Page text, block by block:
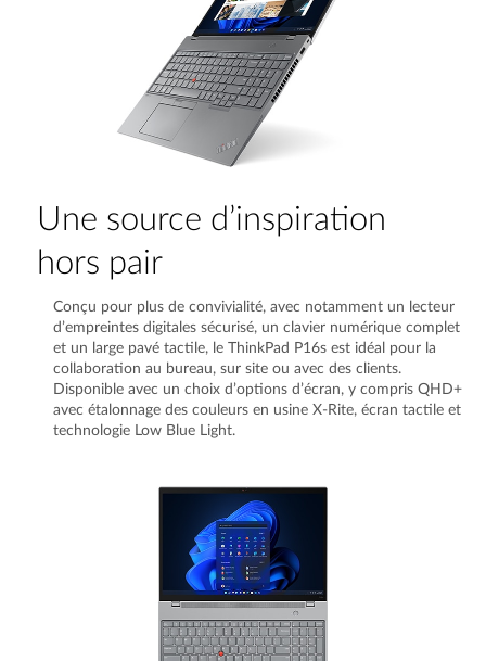
Une source d’inspiration
hors pair
Conçu pour plus de convivialité, avec notamment un lecteur
d’empreintes digitales sécurisé, un clavier numérique complet
et un large pavé tactile, le ThinkPad P16s est idéal pour la
collaboration au bureau, sur site ou avec des clients.
Disponible avec un choix d’options d’écran, y compris QHD+
avec étalonnage des couleurs en usine X-Rite, écran tactile et
technologie Low Blue Light.